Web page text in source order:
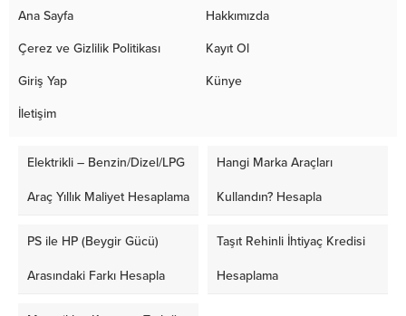
Ana Sayfa Hakkımızda
Çerez ve Gizlilik Politikası Kayıt Ol
Giriş Yap Künye
İletişim
Elektrikli – Benzin/Dizel/LPG
Araç Yıllık Maliyet Hesaplama
Hangi Marka Araçları
Kullandın? Hesapla
PS ile HP (Beygir Gücü)
Arasındaki Farkı Hesapla
Taşıt Rehinli İhtiyaç Kredisi
Hesaplama